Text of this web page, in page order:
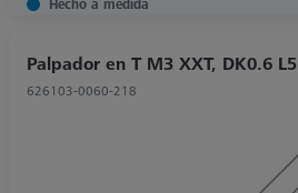
Palpador en T M3 XXT, DK0.6 L5
626103-0060-218